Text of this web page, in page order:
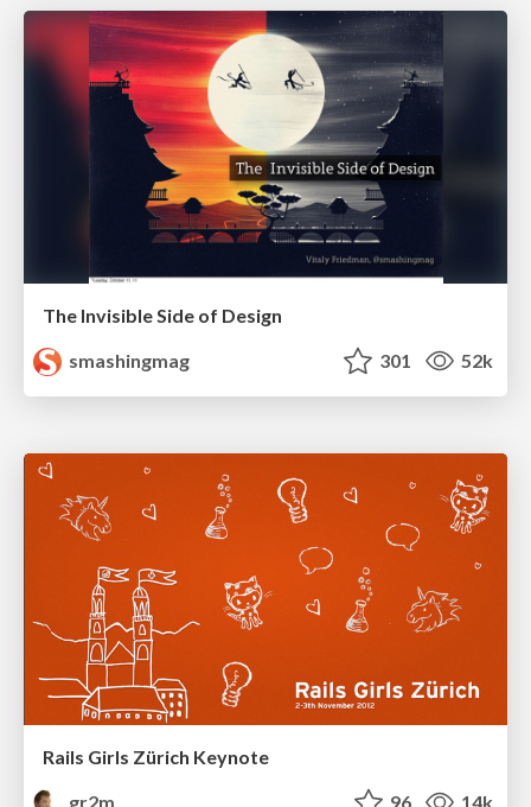
The Invisible Side of Design
smashingmag
301 52k
Rails Girls Zürich Keynote
gr2m
96 14k